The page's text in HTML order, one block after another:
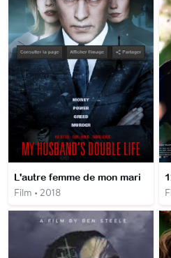
L'autre femme de mon mari
Film • 2018